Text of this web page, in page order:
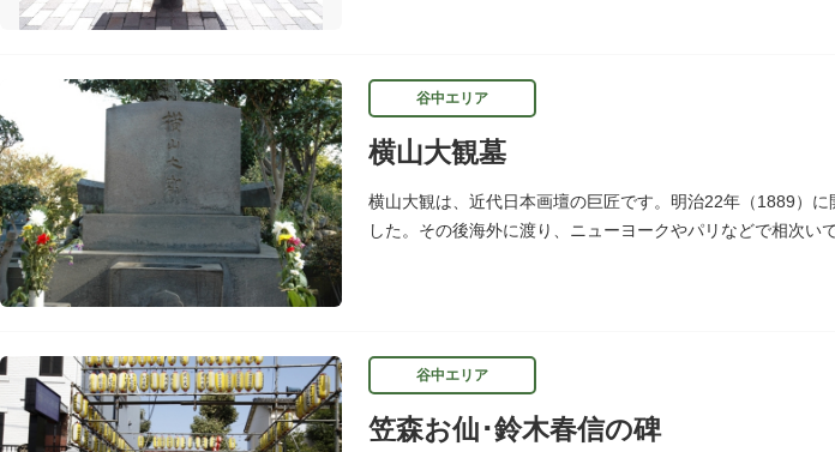
谷中エリア
横山大観墓
横山大観は、近代日本画壇の巨匠です。明治22年（1889）
した。その後海外に渡り、ニューヨークやパリなどで相次い
谷中エリア
笠森お仙･鈴木春信の碑